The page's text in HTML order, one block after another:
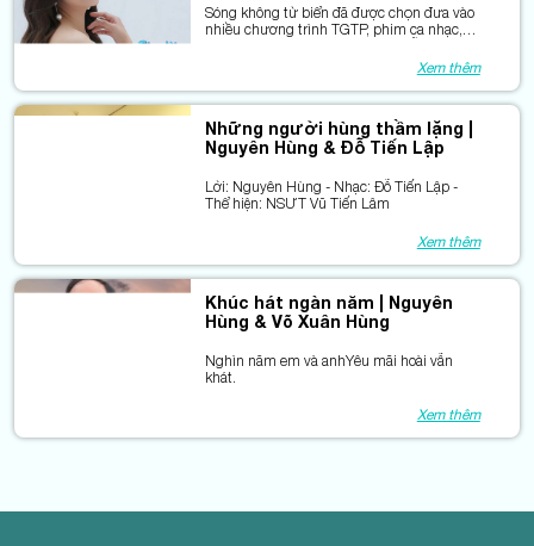
Trang, Bích Hồng)
Sóng không từ biển đã được chọn đưa vào
nhiều chương trình TGTP, phim ca nhạc,
bảng xếp hạng của chương trình Bài hát
Xem thêm
Những người hùng thầm lặng |
Nguyên Hùng & Đỗ Tiến Lập
Lời: Nguyên Hùng - Nhạc: Đỗ Tiến Lập -
Thể hiện: NSƯT Vũ Tiến Lâm
Xem thêm
Khúc hát ngàn năm | Nguyên
Hùng & Võ Xuân Hùng
Nghìn năm em và anhYêu mãi hoài vẫn
khát.
Xem thêm